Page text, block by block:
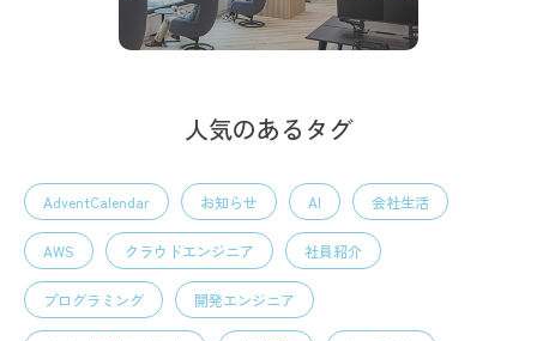
人気のあるタグ
AdventCalendar お知らせ AI 会社生活
AWS クラウドエンジニア 社員紹介
プログラミング 開発エンジニア